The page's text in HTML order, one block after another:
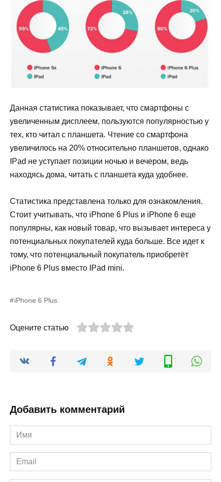
Данная статистика показывает, что смартфоны с
увеличенным дисплеем, пользуются популярностью у
тех, кто читал с планшета. Чтение со смартфона
увеличилось на 20% относительно планшетов, однако
IPad не уступает позиции ночью и вечером, ведь
находясь дома, читать с планшета куда удобнее.
Статистика представлена только для ознакомления.
Стоит учитывать, что iPhone 6 Plus и iPhone 6 еще
популярны, как новый товар, что вызывает интереса у
потенциальных покупателей куда больше. Все идет к
тому, что потенциальный покупатель приобретёт
iPhone 6 Plus вместо IPad mini.
iPhone 6 Plus
Оцените статью
Добавить комментарий
Имя
*
Email
*